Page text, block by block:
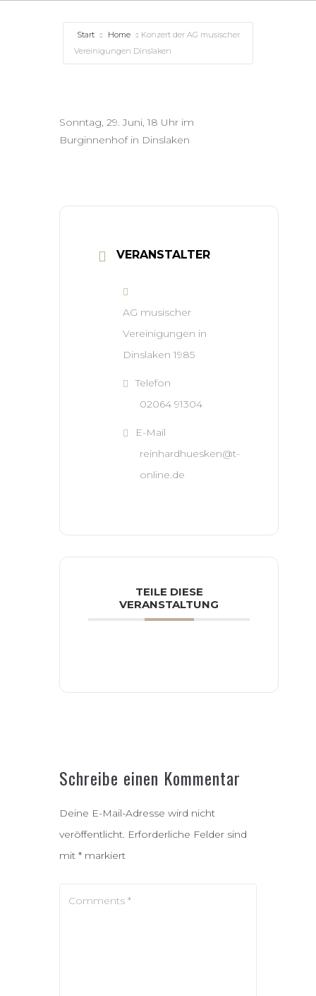
Start Home
Konzert der AG musischer
Vereinigungen Dinslaken
Sonntag, 29. Juni, 18 Uhr im
Burginnenhof in Dinslaken
VERANSTALTER
AG musischer
Vereinigungen in
Dinslaken 1985
Telefon
02064 91304
E-Mail
reinhardhuesken@t-
online.de
TEILE DIESE
VERANSTALTUNG
Schreibe einen Kommentar
Deine E-Mail-Adresse wird nicht
veröffentlicht. Erforderliche Felder sind
mit * markiert